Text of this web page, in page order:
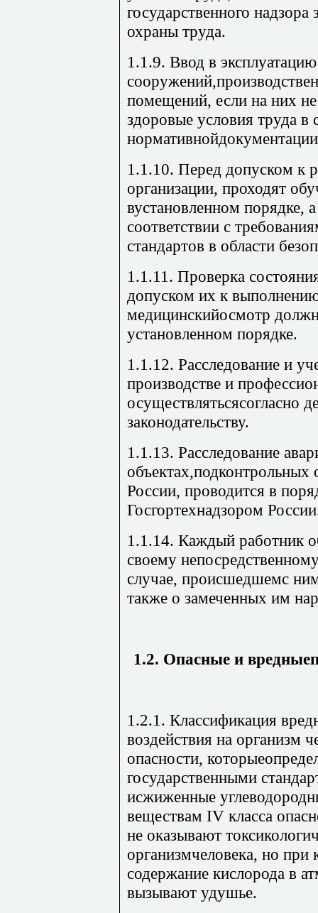
государственного
охраны труда.
1.1.9. Ввод в эксплуатацию
помещений, если на них
здоровые условия труда в
1.1.10. Перед допуском к
организации, проходят
вустановленном порядке,
соответствии с
стандартов в области
1.1.11. Проверка
допуском их к
медицинскийосмотр
установленном порядке.
1.1.12. Расследование и
производстве и
осуществлятьсясогласно
законодательству.
1.1.13. Расследование
объектах,подконтрольных
России, проводится в
Госгортехнадзором
1.1.14. Каждый работник
своему
случае, происшедшемс
также о замеченных им
1.2. Опасные и
1.2.1. Классификация
воздействия на организм
опасности,
государственными
исжиженные
веществам IV класса
не оказывают
организмчеловека, но
содержание кислорода в
вызывают удушье.